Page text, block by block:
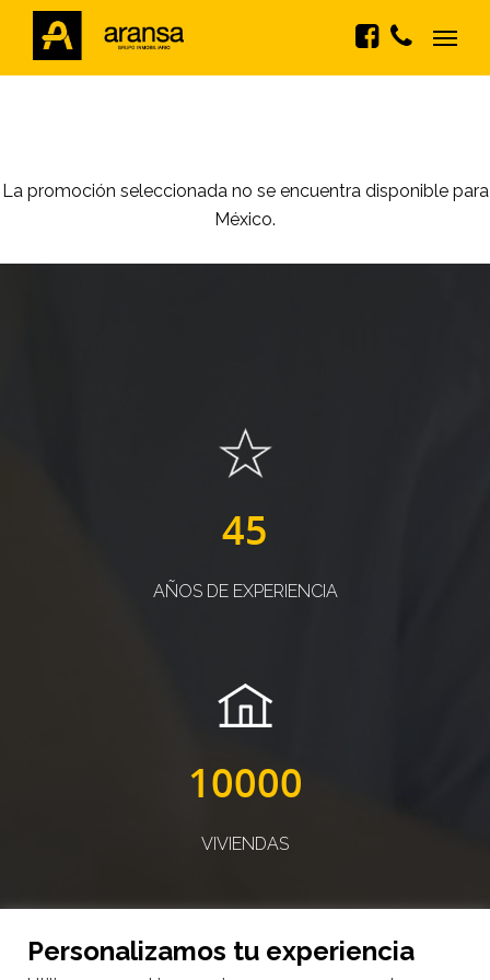
La promoción seleccionada no se encuentra disponible para
México.
45
AÑOS DE EXPERIENCIA
10000
VIVIENDAS
Personalizamos tu experiencia